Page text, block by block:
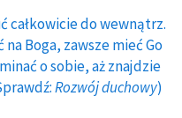
całkowicie do wewnątrz.
Boga, zawsze mieć Go
o sobie, aż znajdzie
Rozwój duchowy)